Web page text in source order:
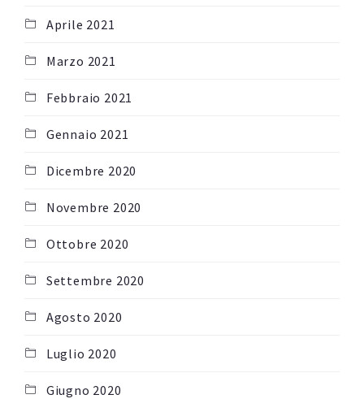
Aprile 2021
Marzo 2021
Febbraio 2021
Gennaio 2021
Dicembre 2020
Novembre 2020
Ottobre 2020
Settembre 2020
Agosto 2020
Luglio 2020
Giugno 2020